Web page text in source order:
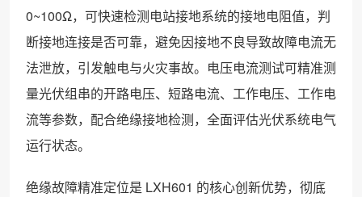
0~100Ω，可快速检测电站接地系统的接地电阻值，判
断接地连接是否可靠，避免因接地不良导致故障电流无
法泄放，引发触电与火灾事故。电压电流测试可精准测
量光伏组串的开路电压、短路电流、工作电压、工作电
流等参数，配合绝缘接地检测，全面评估光伏系统电气
运行状态。
绝缘故障精准定位是 LXH601 的核心创新优势，彻底